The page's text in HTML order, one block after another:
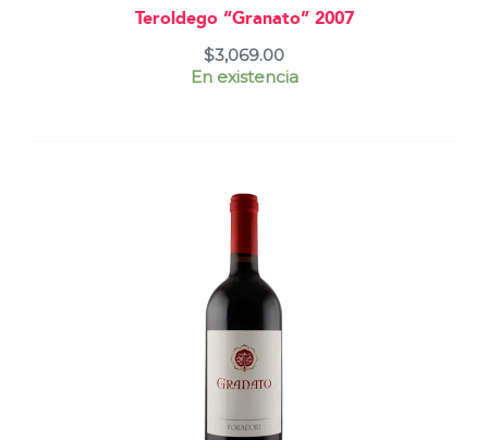
Teroldego “Granato” 2007
$3,069.00
En existencia